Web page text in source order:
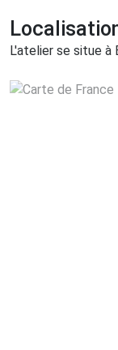
L'atelier se situe à